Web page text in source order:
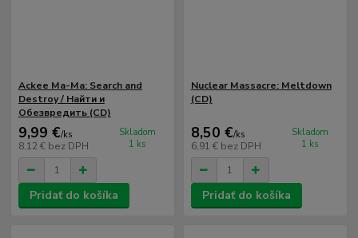
Ackee Ma-Ma: Search and
Destroy / Найти и
Обезвредить (CD)
9,99 €/ks
8,12 € bez DPH
Skladom
1 ks
Pridať do košíka
Nuclear Massacre: Meltdown
(CD)
8,50 €/ks
6,91 € bez DPH
Skladom
1 ks
Pridať do košíka